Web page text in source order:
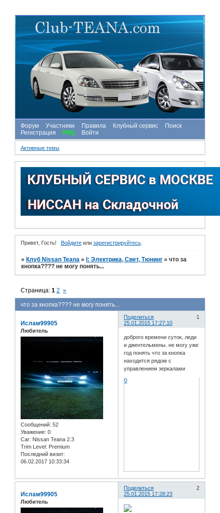
Форум Участники Правила Клубный сервис
Поиск
Регистрация
FAQ Войти
Активные темы
Привет, Гость! Войдитеили зарегистрируйтесь.
» Клуб Nissan Teana » I: Электрика, Свет, Тюнинг »что за
кнопка???? не могу понять...
что за кнопка???? не могу понять...
Страница:1 2 »
Поделиться
1
25.01.2015 17:27:10
Ислам99905
Любитель
Сообщений: 52
Уважение: 0
Car: Nissan Teana 2.3
Trim Level: Premium
Последний визит:
06.02.2017 10:33:34
доброго времени суток, леди
и джентельмены. не могу уже
год понять что за кнопка
находится рядом с
управлением зеркалами
0
Поделиться
2
25.01.2015 17:28:23
Ислам99905
Любитель